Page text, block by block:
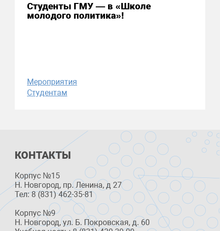
Студенты ГМУ — в «Школе
молодого политика»!
Мероприятия
Студентам
КОНТАКТЫ
Корпус №15
Н. Новгород, пр. Ленина, д 27
Тел: 8 (831) 462-35-81
Корпус №9
Н. Новгород, ул. Б. Покровская, д. 60